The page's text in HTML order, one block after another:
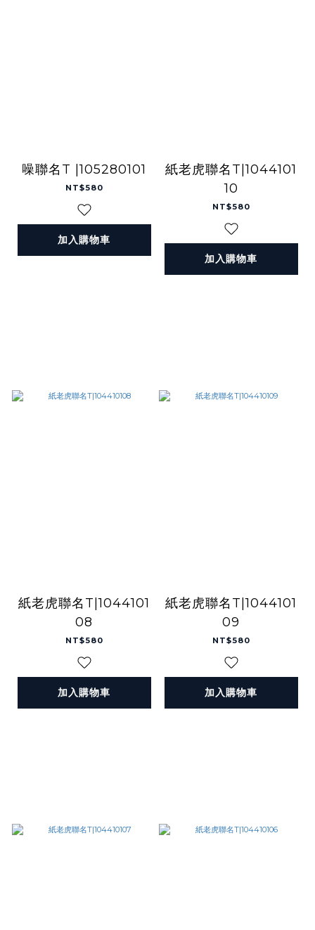
噪聯名T |105280101
NT$580
加入購物車
紙老虎聯名T|1044101
10
NT$580
加入購物車
紙老虎聯名T|1044101
08
NT$580
加入購物車
紙老虎聯名T|1044101
09
NT$580
加入購物車